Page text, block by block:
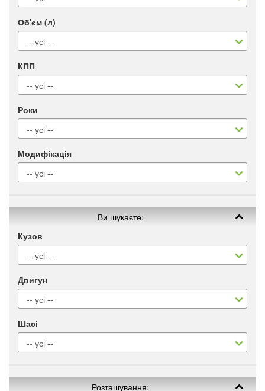
Об'єм (л)
КПП
Роки
Модифікація
Ви шукаєте:
Кузов
Двигун
Шасі
Розташування: